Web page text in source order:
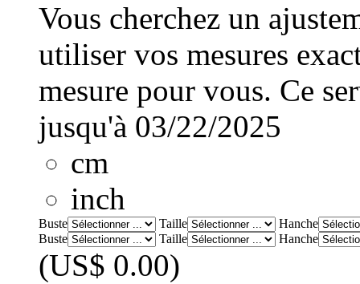
Vous cherchez un
utiliser vos mesures
mesure pour vous. Ce
jusqu'à 03/22/2025
cm
inch
Buste Taille
Hanche
Buste
Taille Hanche
(US$ 0.00)